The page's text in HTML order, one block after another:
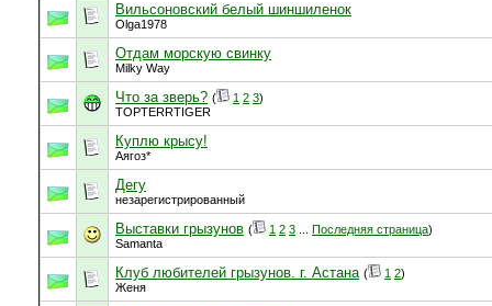
Вильсоновский белый шиншиленок
Olga1978
Отдам морскую свинку
Milky Way
Что за зверь? ( 1 2 3)
TOPTERRTIGER
Куплю крысу!
Аягоз*
Дегу
незарегистрированный
Выставки грызунов ( 1 2 3 Последняя страница)
Samanta
Клуб любителей грызунов. г. Астана ( 1 2)
Женя